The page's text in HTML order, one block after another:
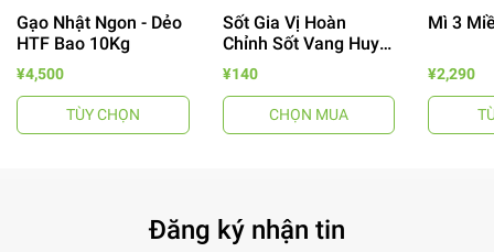
- 64%
Gạo Nhật Ngon - Dẻo
HTF Bao 10Kg
¥4,500
TÙY CHỌN
Sốt Gia Vị Hoàn
Chỉnh Sốt Vang Huy
Tuấn
¥140
CHỌN MUA
Mì 3
¥2,290
Đăng ký nhận tin